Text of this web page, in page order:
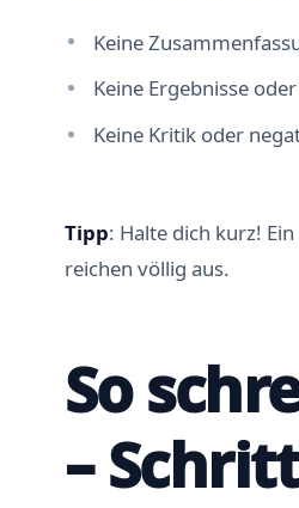
Keine
Keine Ergebnisse
Keine Kritik oder
Tipp: Halte dich kurz!
reichen völlig aus.
So
–